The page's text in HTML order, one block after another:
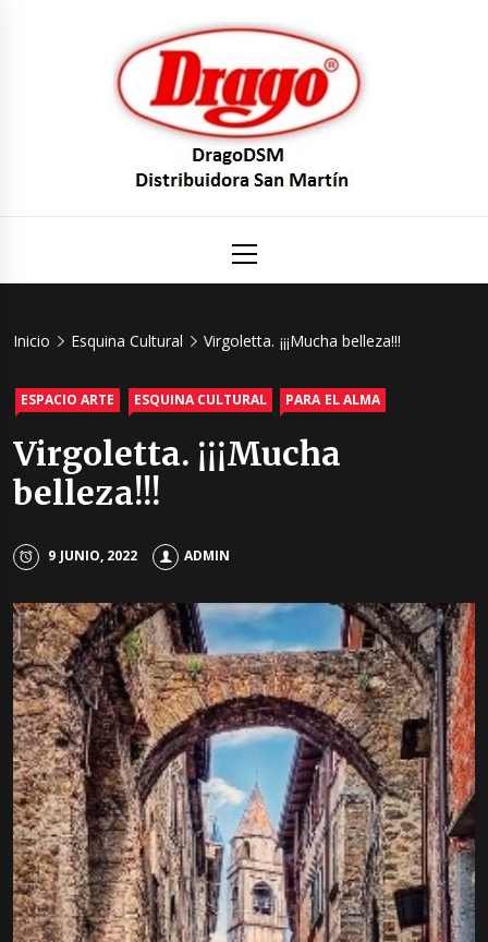
San
principal
Inicio Esquina Cultural Virgoletta. ¡¡¡Mucha belleza!!!
ESPACIO ARTE ESQUINA CULTURAL PARA EL ALMA
Virgoletta. ¡¡¡Mucha
belleza!!!
9 JUNIO, 2022 ADMIN